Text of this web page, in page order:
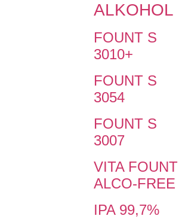
ALKOHOL
FOUNT S
3010+
FOUNT S
3054
FOUNT S
3007
VITA FOUNT
ALCO-FREE
IPA 99,7%